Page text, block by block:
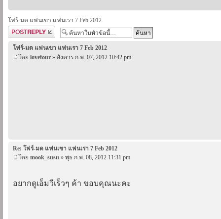
โฟร์-มด แฟนเขา แฟนเรา 7 Feb 2012
ตอบกระทู้
โฟร์-มด แฟนเขา แฟนเรา 7 Feb 2012
โดย lovefour » อังคาร ก.พ. 07, 2012 10:42 pm
Re: โฟร์-มด แฟนเขา แฟนเรา 7 Feb 2012
โดย mook_susu » พุธ ก.พ. 08, 2012 11:31 pm
อยากดูเอ็มวีเร็วๆ ค้า ขอบคุณนะคะ